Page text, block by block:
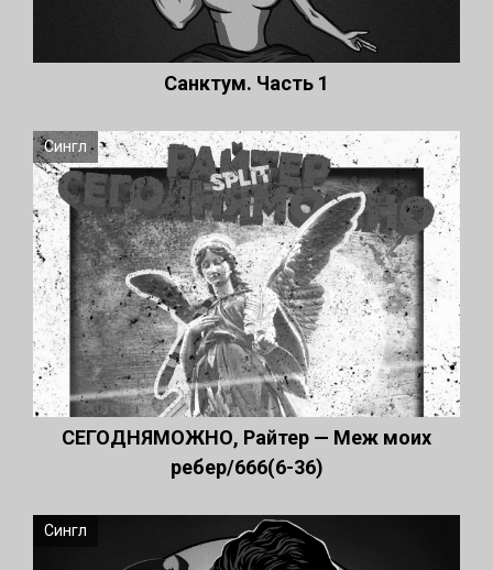
Санктум. Часть 1
Сингл
СЕГОДНЯМОЖНО, Райтер — Меж моих
ребер/666(6-36)
Сингл